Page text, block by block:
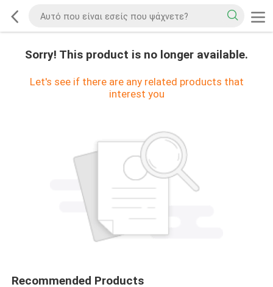
Sorry! This product is no longer available.
Let's see if there are any related products that
interest you
Recommended Products